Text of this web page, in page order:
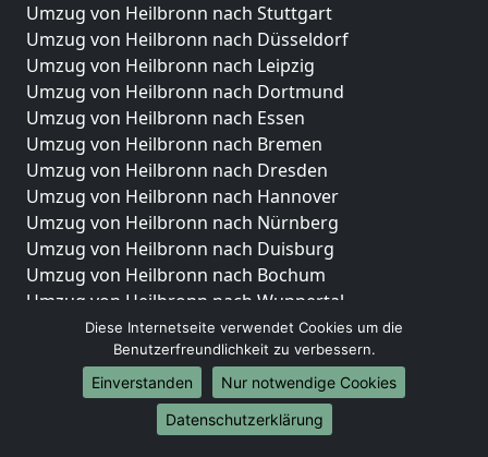
Umzug von Heilbronn nach Stuttgart
Umzug von Heilbronn nach Düsseldorf
Umzug von Heilbronn nach Leipzig
Umzug von Heilbronn nach Dortmund
Umzug von Heilbronn nach Essen
Umzug von Heilbronn nach Bremen
Umzug von Heilbronn nach Dresden
Umzug von Heilbronn nach Hannover
Umzug von Heilbronn nach Nürnberg
Umzug von Heilbronn nach Duisburg
Umzug von Heilbronn nach Bochum
Umzug von Heilbronn nach Wuppertal
Umzug von Heilbronn nach Bielefeld
Umzug von Heilbronn nach Bonn
Umzug von Heilbronn nach Münster
Internationale-Umzüge
Diese Internetseite verwendet Cookies um die
Benutzerfreundlichkeit zu verbessern.
Einverstanden
Nur notwendige Cookies
Datenschutzerklärung